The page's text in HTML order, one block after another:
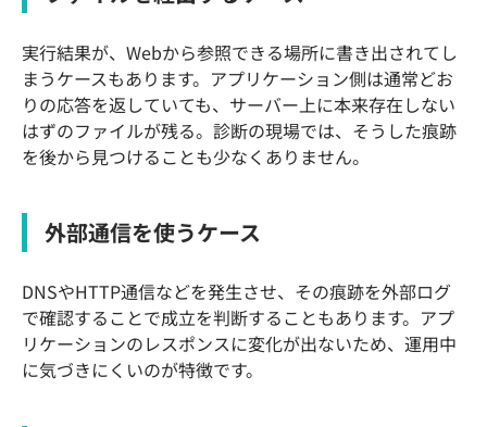
実行結果が、Webから参照できる場所に書き出されてし
まうケースもあります。アプリケーション側は通常どお
りの応答を返していても、サーバー上に本来存在しない
はずのファイルが残る。診断の現場では、そうした痕跡
を後から見つけることも少なくありません。
外部通信を使うケース
DNSやHTTP通信などを発生させ、その痕跡を外部ログ
で確認することで成立を判断することもあります。アプ
リケーションのレスポンスに変化が出ないため、運用中
に気づきにくいのが特徴です。